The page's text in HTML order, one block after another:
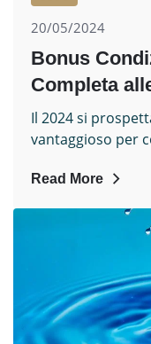
20/05/2024
Bonus
Completa
Il 2024 si
vantaggioso per
Read More